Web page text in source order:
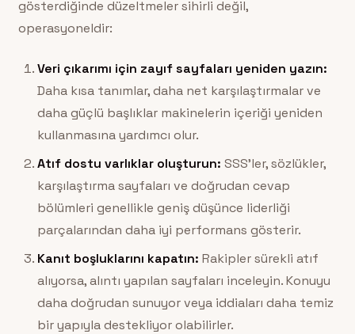
gösterdiğinde düzeltmeler sihirli değil,
operasyoneldir:
Veri çıkarımı için zayıf sayfaları yeniden yazın:
Daha kısa tanımlar, daha net karşılaştırmalar ve
daha güçlü başlıklar makinelerin içeriği yeniden
kullanmasına yardımcı olur.
Atıf dostu varlıklar oluşturun: SSS’ler, sözlükler,
karşılaştırma sayfaları ve doğrudan cevap
bölümleri genellikle geniş düşünce liderliği
parçalarından daha iyi performans gösterir.
Kanıt boşluklarını kapatın: Rakipler sürekli atıf
alıyorsa, alıntı yapılan sayfaları inceleyin. Konuyu
daha doğrudan sunuyor veya iddiaları daha temiz
bir yapıyla destekliyor olabilirler.